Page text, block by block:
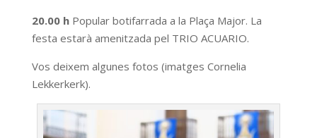
20.00 h Popular botifarrada a la Plaça Major. La
festa estarà amenitzada pel TRIO ACUARIO.
Vos deixem algunes fotos (imatges Cornelia
Lekkerkerk).